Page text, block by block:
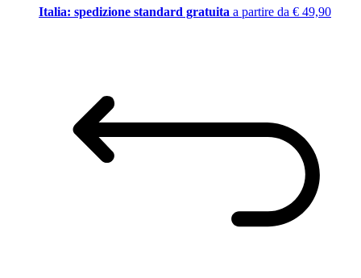
Italia: spedizione standard gratuita a partire da € 49,90